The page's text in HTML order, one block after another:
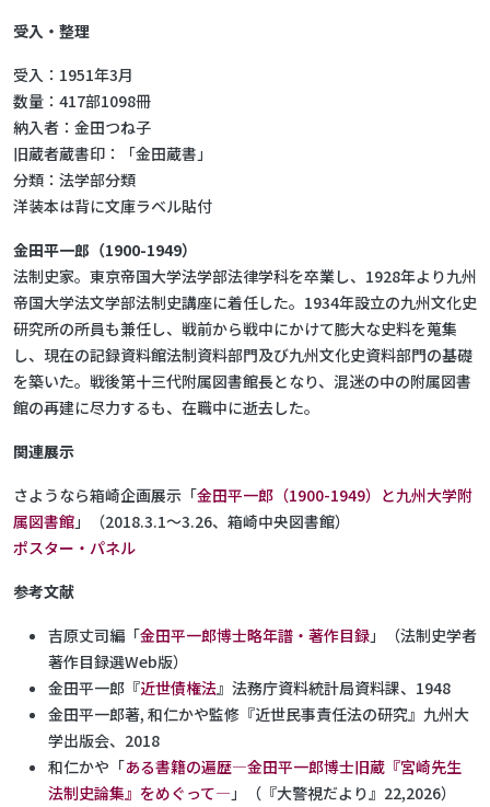
受入・整理
受入：1951年3月
数量：417部1098冊
納入者：金田つね子
旧蔵者蔵書印：「金田蔵書」
分類：法学部分類
洋装本は背に文庫ラベル貼付
金田平一郎（1900-1949）
法制史家。東京帝国大学法学部法律学科を卒業し、1928年より九州
帝国大学法文学部法制史講座に着任した。1934年設立の九州文化史
研究所の所員も兼任し、戦前から戦中にかけて膨大な史料を蒐集
し、現在の記録資料館法制資料部門及び九州文化史資料部門の基礎
を築いた。戦後第十三代附属図書館長となり、混迷の中の附属図書
館の再建に尽力するも、在職中に逝去した。
関連展示
さようなら箱崎企画展示「金田平一郎（1900-1949）と九州大学附
属図書館」（2018.3.1～3.26、箱崎中央図書館）
ポスター・パネル
参考文献
吉原丈司編「金田平一郎博士略年譜・著作目録」（法制史学者
著作目録選Web版）
金田平一郎『近世債権法』法務庁資料統計局資料課、1948
金田平一郎著, 和仁かや監修『近世民事責任法の研究』九州大
学出版会、2018
和仁かや「ある書籍の遍歴―金田平一郎博士旧蔵『宮崎先生
法制史論集』をめぐって―」（『大警視だより』22,2026）